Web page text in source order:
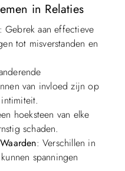
in Relaties
: Gebrek aan effectieve
tot misverstanden en
van invloed zijn op
hoeksteen van elke
schaden.
: Verschillen in
spanningen